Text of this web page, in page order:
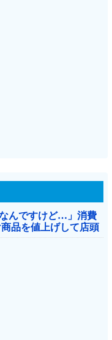
んですけど…」消費
品を値上げして店頭